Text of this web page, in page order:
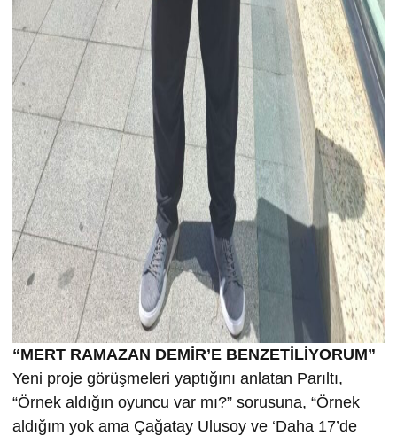
“MERT RAMAZAN DEMİR’E BENZETİLİYORUM”
Yeni proje görüşmeleri yaptığını anlatan Parıltı,
“Örnek aldığın oyuncu var mı?” sorusuna, “Örnek
aldığım yok ama Çağatay Ulusoy ve ‘Daha 17’de